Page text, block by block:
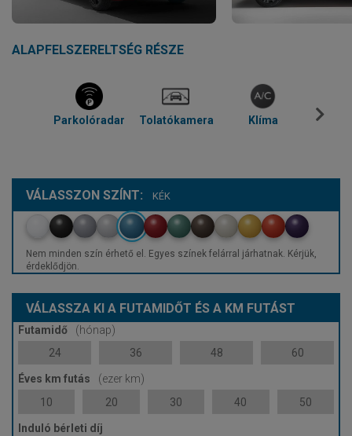
ALAPFELSZERELTSÉG RÉSZE
Parkolóradar Tolatókamera Klíma
VÁLASSZON SZÍNT: KÉK
Nem minden szín érhető el. Egyes színek felárral járhatnak. Kérjük,
érdeklődjön.
VÁLASSZA KI A FUTAMIDŐT ÉS A KM FUTÁST
Futamidő
(hónap)
24
36 48 60
Éves km futás
(ezer km)
10
20 30 40 50
Induló bérleti díj